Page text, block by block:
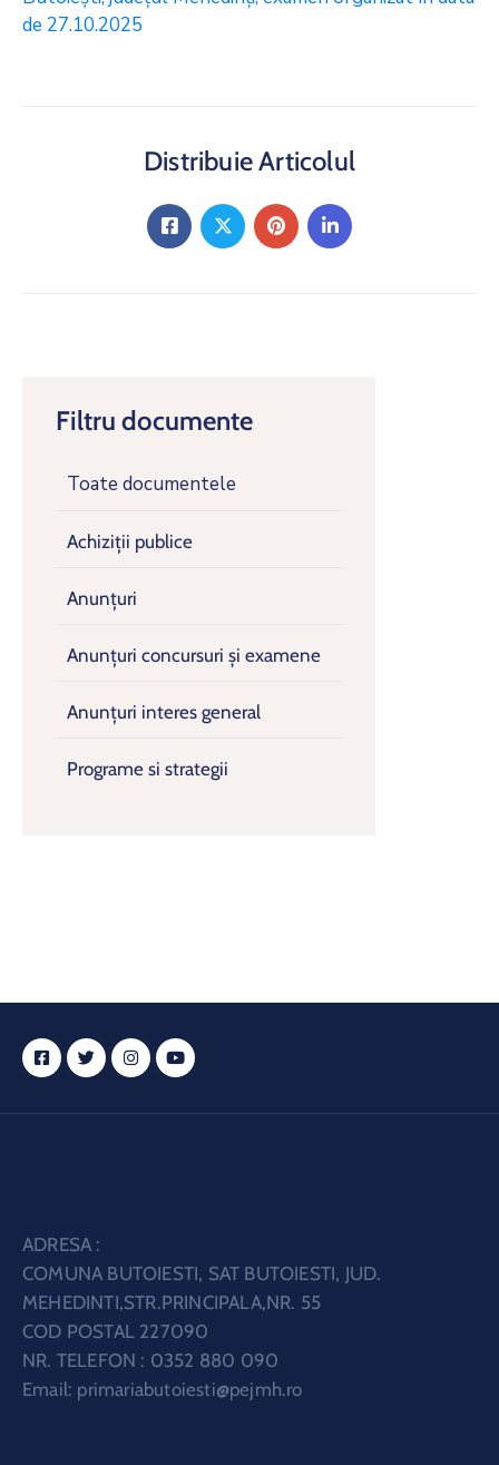
Filtru documente
Toate documentele
Achiziții publice
Anunțuri
Anunțuri concursuri și examene
Anunțuri interes general
Programe si strategii
de 27.10.2025
Distribuie Articolul
ADRESA :
COMUNA BUTOIESTI, SAT BUTOIESTI, JUD.
MEHEDINTI,STR.PRINCIPALA,NR. 55
COD POSTAL 227090
NR. TELEFON : 0352 880 090
Email: primariabutoiesti@pejmh.ro